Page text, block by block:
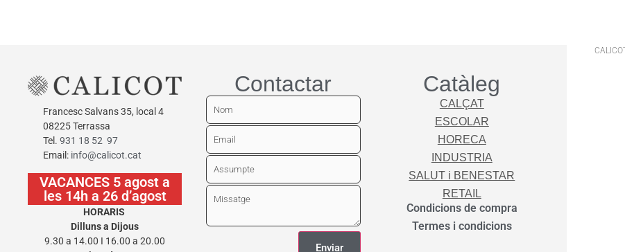
Francesc Salvans 35, local 4
08225 Terrassa
Tel.931 18 52 97
Email: info@calicot.cat
VACANCES 5 agost a
les 14h a 26 d’agost
HORARIS
Dilluns a Dijous
9.30 a 14.00 I 16.00 a 20.00
Contactar Catàleg
CALÇAT
ESCOLAR
HORECA
INDUSTRIA
SALUT i BENESTAR
RETAIL
Condicions de compra
Termes i condicions